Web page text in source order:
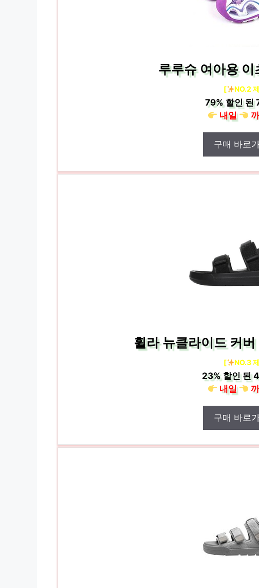
루루슈 여아용
[ NO.2
79%할인 된
내일
구매 바로
휠라 뉴클라이드 커
[ NO.3
23%할인 된
내일
구매 바로